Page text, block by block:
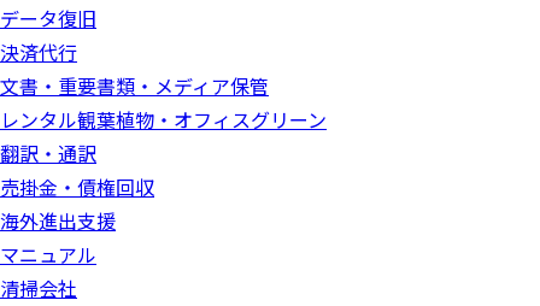
データ復旧
決済代行
文書・重要書類・メディア保管
レンタル観葉植物・オフィスグリーン
翻訳・通訳
売掛金・債権回収
海外進出支援
マニュアル
清掃会社